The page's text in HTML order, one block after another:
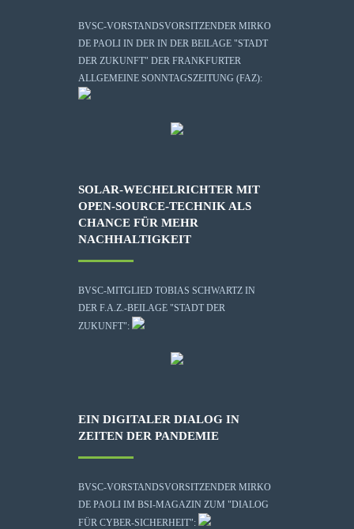
BVSC-VORSTANDSVORSITZENDER MIRKO
DE PAOLI IN DER IN DER BEILAGE "STADT
DER ZUKUNFT" DER FRANKFURTER
ALLGEMEINE SONNTAGSZEITUNG (FAZ):
SOLAR-WECHELRICHTER MIT
OPEN-SOURCE-TECHNIK ALS
CHANCE FÜR MEHR
NACHHALTIGKEIT
BVSC-MITGLIED TOBIAS SCHWARTZ IN
DER F.A.Z.-BEILAGE "STADT DER
ZUKUNFT":
EIN DIGITALER DIALOG IN
ZEITEN DER PANDEMIE
BVSC-VORSTANDSVORSITZENDER MIRKO
DE PAOLI IM BSI-MAGAZIN ZUM "DIALOG
FÜR CYBER-SICHERHEIT":